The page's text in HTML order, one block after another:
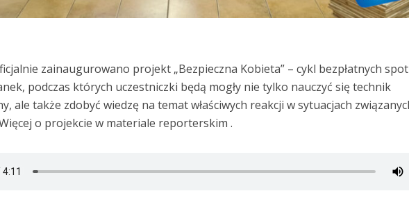
zainaugurowano projekt „Bezpieczna Kobieta” – cykl bezpłatnych
podczas których uczestniczki będą mogły nie tylko nauczyć się technik
ale także zdobyć wiedzę na temat właściwych reakcji w sytuacjach
o projekcie w materiale reporterskim .